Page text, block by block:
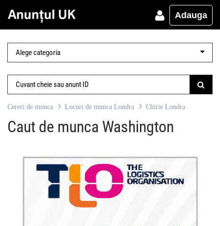
Adauga
Cereri de munca Locuri de munca Londra Chirie Londra
Caut de munca Washington